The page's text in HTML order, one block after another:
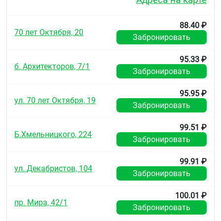
⁃ подагрический артрит,
⁃ болевые синдромы со стороны позвоночника
(люмбаго, ишиалгия, оссалгия, невралгия,
почечная и желчная колики
посттравматический и послеоперационный
воспалением
тяжёлые приступы мигрени.
Если улучшение не наступило или Вы чувствуете
ухудшение, необходимо обратиться к врачу.
применением препарата Диклофенак
Не применяйте препарат Диклофенак, если у Вас:
70 лет Октября, 20
88.40 ₽
Забронировать
б. Архитекторов, 7/1
95.33 ₽
Забронировать
ул. 70 лет Октября, 19
95.95 ₽
Забронировать
Б.Хмельницкого, 224
99.51 ₽
Забронировать
ул. Декабристов, 104
99.91 ₽
Забронировать
пр. Мира, 42/1
100.01 ₽
Забронировать